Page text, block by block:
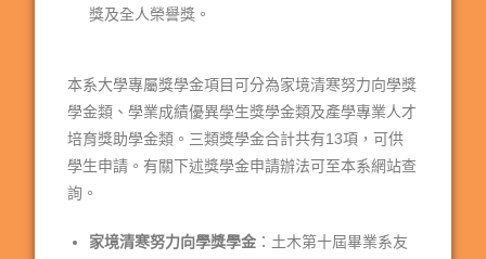
獎及全人榮譽獎。
本系大學專屬獎學金項目可分為家境清寒努力向學獎
學金類、學業成績優異學生獎學金類及產學專業人才
培育獎助學金類。三類獎學金合計共有13項，可供
學生申請。有關下述獎學金申請辦法可至本系網站查
詢。
家境清寒努力向學獎學金 ：土木第十屆畢業系友